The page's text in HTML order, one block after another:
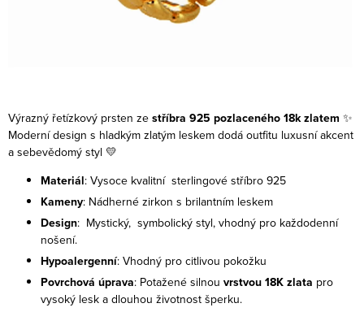
Výrazný řetízkový prsten ze stříbra 925 pozlaceného 18k zlatem ✨
Moderní design s hladkým zlatým leskem dodá outfitu luxusní akcent
a sebevědomý styl 💛
Materiál: Vysoce kvalitní sterlingové stříbro 925
Kameny: Nádherné zirkon s brilantním leskem
Design: Mystický, symbolický styl, vhodný pro každodenní
nošení.
Hypoalergenní: Vhodný pro citlivou pokožku
Povrchová úprava: Potažené silnou vrstvou 18K zlata pro
vysoký lesk a dlouhou životnost šperku.